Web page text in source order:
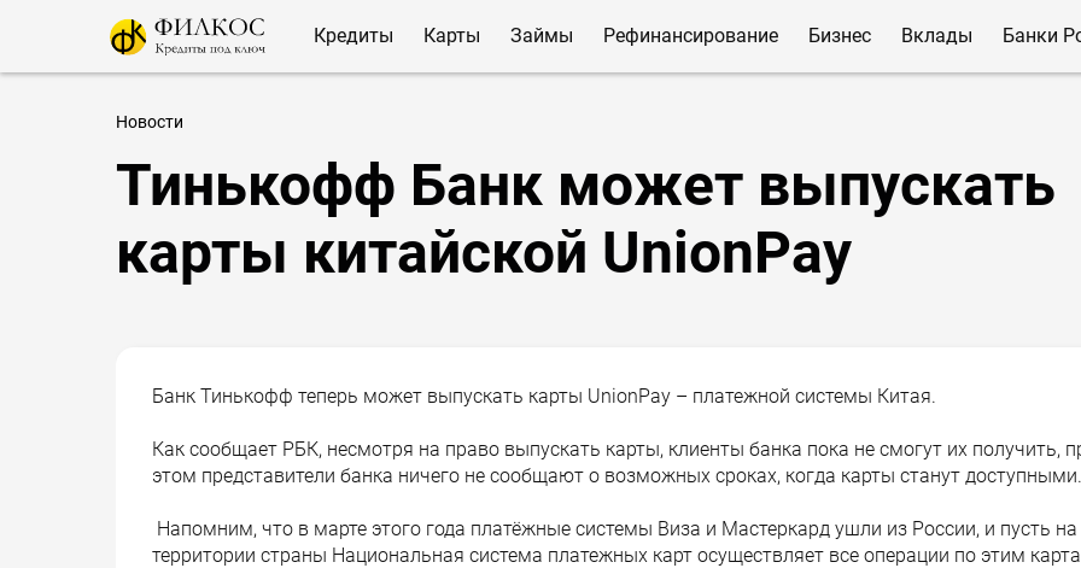
Кредиты Карты Займы Рефинансирование Бизнес Вклады Банки
Новости
Тинькофф Банк может выпускать
карты китайской UnionPay
Банк Тинькофф теперь может выпускать карты UnionPay – платежной системы Китая.
Как сообщает РБК, несмотря на право выпускать карты, клиенты банка пока не смогут их получить,
этом представители банка ничего не сообщают о возможных сроках, когда карты станут доступными.
Напомним, что в марте этого года платёжные системы Виза и Мастеркард ушли из России, и пусть на
территории страны Национальная система платежных карт осуществляет все операции по этим